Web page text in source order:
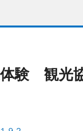
験 観光